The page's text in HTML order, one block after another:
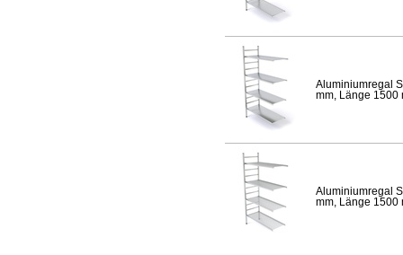
Aluminiumregal
mm, Länge 1500
Aluminiumregal
mm, Länge 1500